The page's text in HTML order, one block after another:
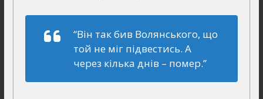
“Він так бив Волянського, що
той не міг підвестись. А
через кілька днів – помер.”